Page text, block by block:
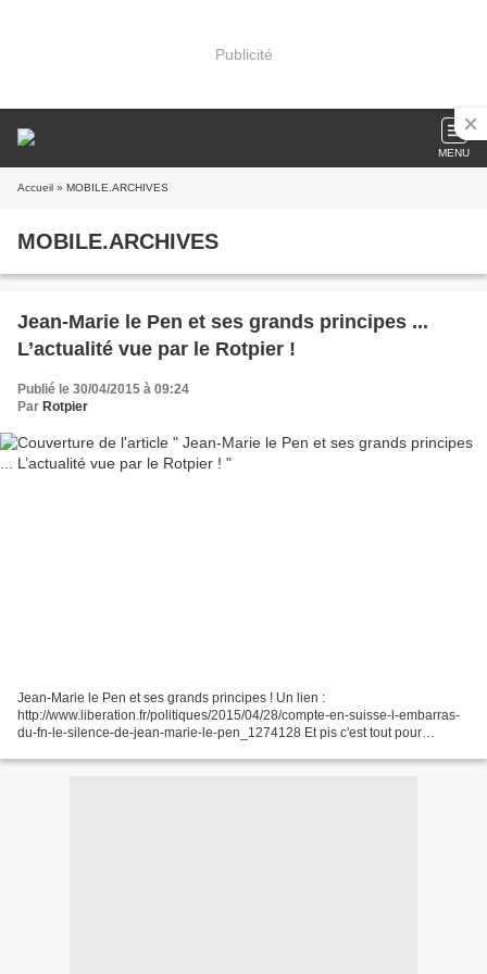
Publicité
MENU
Accueil » MOBILE.ARCHIVES
MOBILE.ARCHIVES
Jean-Marie le Pen et ses grands principes ...
L’actualité vue par le Rotpier !
Publié le 30/04/2015 à 09:24
Par Rotpier
Jean-Marie le Pen et ses grands principes ! Un lien :
http://www.liberation.fr/politiques/2015/04/28/compte-en-suisse-l-embarras-
du-fn-le-silence-de-jean-marie-le-pen_1274128 Et pis c'est tout pour